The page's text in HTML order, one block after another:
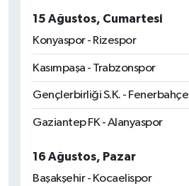
15 Ağustos, Cumartesi
Konyaspor - Rizespor
Kasımpaşa - Trabzonspor
Gençlerbirliği S.K. - Fenerbahçe
Gaziantep FK - Alanyaspor
16 Ağustos, Pazar
Başakşehir - Kocaelispor